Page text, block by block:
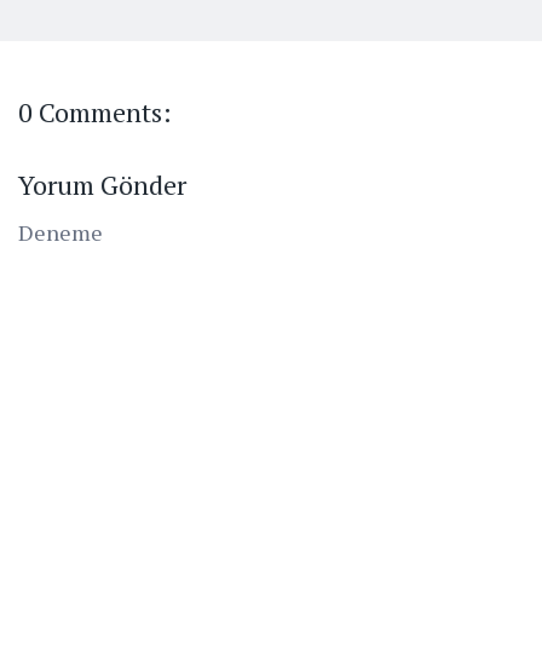
0 Comments:
Yorum Gönder
Deneme